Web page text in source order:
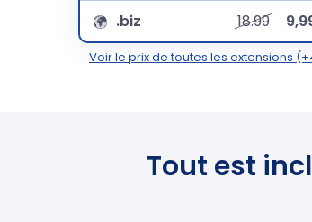
.biz
18.99
Voir le prix de toutes les extensions
Tout est